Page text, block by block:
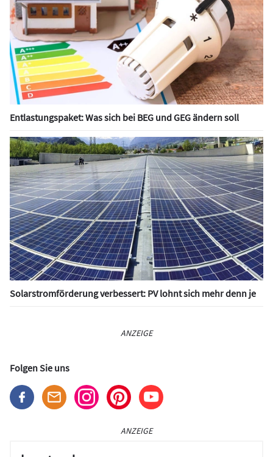
Entlastungspaket: Was sich bei BEG und GEG ändern soll
Solarstromförderung verbessert: PV lohnt sich mehr denn je
ANZEIGE
Folgen Sie uns
ANZEIGE